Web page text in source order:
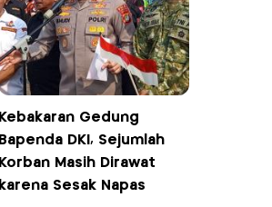
Kebakaran Gedung
Bapenda DKI, Sejumlah
Korban Masih Dirawat
karena Sesak Napas